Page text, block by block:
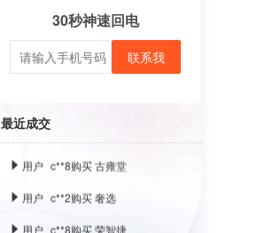
30秒神速回电
联系我
最近成交
c**8购买 荣智捷
用户 c**2 购买 沃百分
用户
用户 c**2购买 奢选